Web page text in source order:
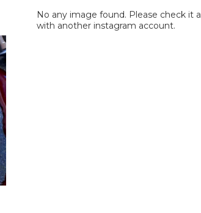
No any image found. Please check it
with another instagram account.